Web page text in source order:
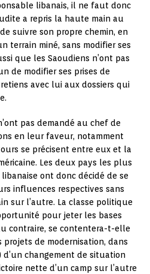
libanais, il ne faut donc
a repris la haute main au
suivre son propre chemin, en
terrain miné, sans modifier ses
que les Saoudiens n’ont pas
de modifier ses prises de
avec lui aux dossiers qui
pas demandé au chef de
en leur faveur, notamment
se précisent entre eux et la
Les deux pays les plus
ont donc décidé de se
influences respectives sans
sur l’autre. La classe politique
pour jeter les bases
contraire, se contentera-t-elle
de modernisation, dans
changement de situation
nette d’un camp sur l’autre